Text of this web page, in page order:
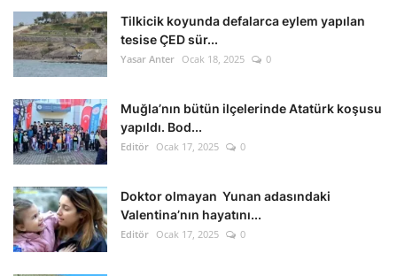
Tilkicik koyunda defalarca eylem yapılan
tesise ÇED sür...
Yasar Anter Ocak 18, 2025 0
Muğla’nın bütün ilçelerinde Atatürk koşusu
yapıldı. Bod...
Editör Ocak 17, 2025 0
Doktor olmayan Yunan adasındaki
Valentina’nın hayatını...
Editör Ocak 17, 2025 0